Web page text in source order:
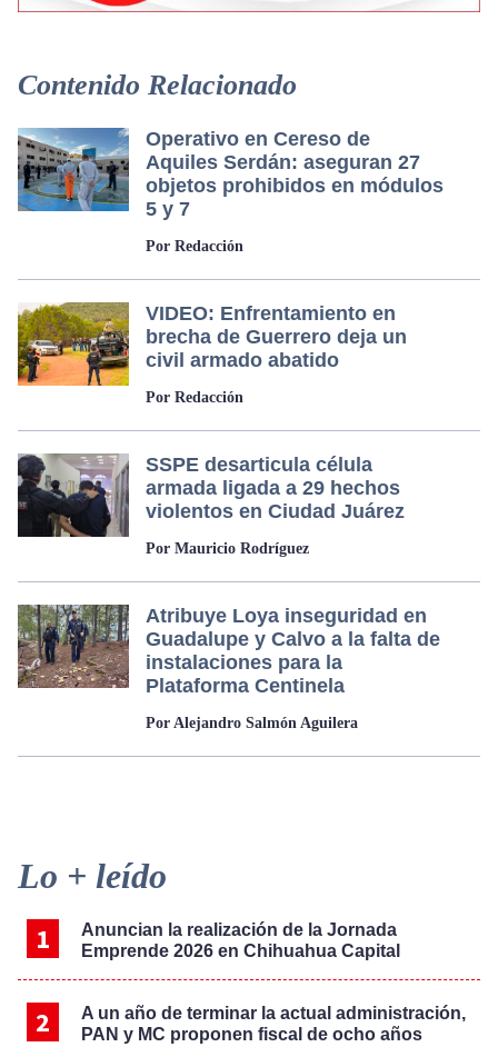
Contenido Relacionado
Operativo en Cereso de
Aquiles Serdán: aseguran 27
objetos prohibidos en módulos
5 y 7
Por Redacción
VIDEO: Enfrentamiento en
brecha de Guerrero deja un
civil armado abatido
Por Redacción
SSPE desarticula célula
armada ligada a 29 hechos
violentos en Ciudad Juárez
Por Mauricio Rodríguez
Atribuye Loya inseguridad en
Guadalupe y Calvo a la falta de
instalaciones para la
Plataforma Centinela
Por Alejandro Salmón Aguilera
Primary
Sidebar
Lo + leído
Anuncian la realización de la Jornada
Emprende 2026 en Chihuahua Capital
A un año de terminar la actual administración,
PAN y MC proponen fiscal de ocho años